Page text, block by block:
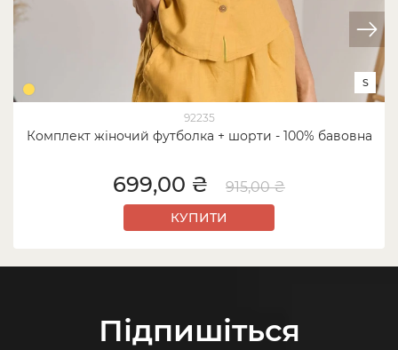
92235
Комплект жіночий футболка + шорти - 100% бавовна
S
699,00 ₴ 915,00 ₴
КУПИТИ
Підпишіться